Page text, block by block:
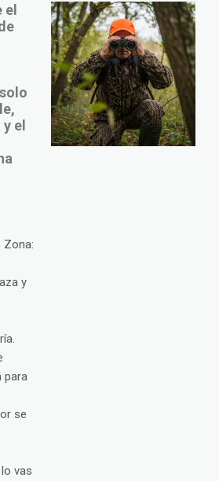
el
el
Zona:
y
para
se
vas